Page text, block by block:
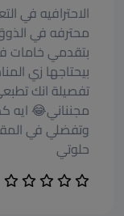
الاحترافيه في
محترفه في
بتقدمي خامات
بيحتاجها زي
تفصيلة انك
مجنناني😂 ايه
وتفضلي في
حلوتي